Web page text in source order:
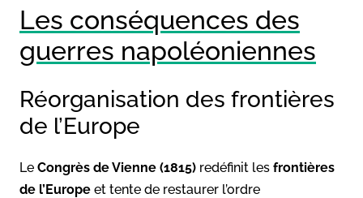
Les conséquences des
guerres napoléoniennes
Réorganisation des frontières
de l’Europe
Le Congrès de Vienne (1815) redéfinit les frontières
de l’Europe et tente de restaurer l’ordre